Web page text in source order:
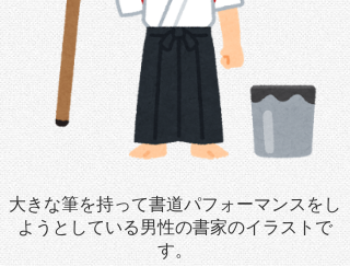
大きな筆を持って書道パフォーマンスをし
ようとしている男性の書家のイラストで
す。